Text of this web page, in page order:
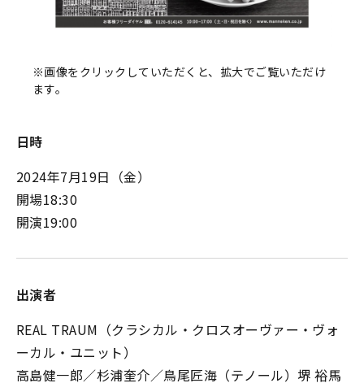
※画像をクリックしていただくと、拡大でご覧いただけ
ます。
日時
2024年7月19日（金）
開場18:30
開演19:00
出演者
REAL TRAUM（クラシカル・クロスオーヴァー・ヴォ
ーカル・ユニット）
高島健一郎／杉浦奎介／鳥尾匠海（テノール）堺 裕馬